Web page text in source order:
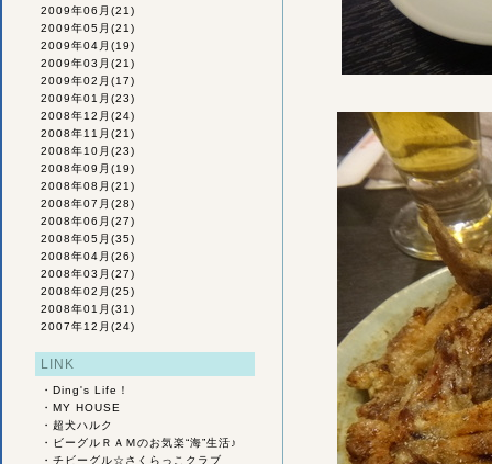
2009年06月 (21)
2009年05月 (21)
2009年04月 (19)
2009年03月 (21)
2009年02月 (17)
2009年01月 (23)
2008年12月 (24)
2008年11月 (21)
2008年10月 (23)
2008年09月 (19)
2008年08月 (21)
2008年07月 (28)
2008年06月 (27)
2008年05月 (35)
2008年04月 (26)
2008年03月 (27)
2008年02月 (25)
2008年01月 (31)
2007年12月 (24)
LINK
・ Ding's Life！
・ MY HOUSE
・ 超犬ハルク
・
ビーグルＲＡＭのお気楽“海”生活♪
・ チビーグル☆さくらっこクラブ